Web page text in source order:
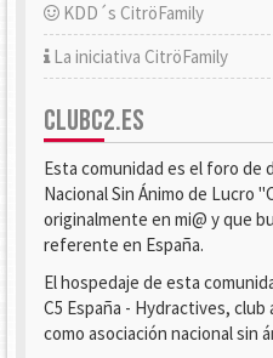
KDD´s CitröFamily
La iniciativa CitröFamily
CLUBC2.ES
Esta comunidad es el foro de
Nacional Sin Ánimo de Lucro
originalmente en mi@ y que
referente en España.
El hospedaje de esta
C5 España - Hydractives,
como asociación nacional sin